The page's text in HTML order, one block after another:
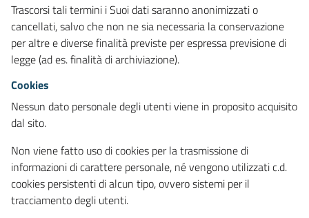
Trascorsi tali termini i Suoi dati saranno anonimizzati o
cancellati, salvo che non ne sia necessaria la conservazione
per altre e diverse finalità previste per espressa previsione di
legge (ad es. finalità di archiviazione).
Cookies
Nessun dato personale degli utenti viene in proposito acquisito
dal sito.
Non viene fatto uso di cookies per la trasmissione di
informazioni di carattere personale, né vengono utilizzati c.d.
cookies persistenti di alcun tipo, ovvero sistemi per il
tracciamento degli utenti.